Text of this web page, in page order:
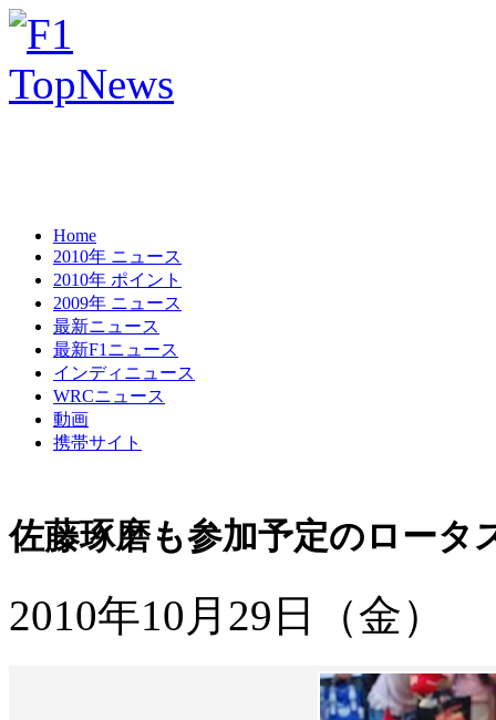
Home
2010年 ニュース
2010年 ポイント
2009年 ニュース
最新ニュース
最新F1ニュース
インディニュース
WRCニュース
動画
携帯サイト
佐藤琢磨も参加予定のロータ
2010年10月29日（金）